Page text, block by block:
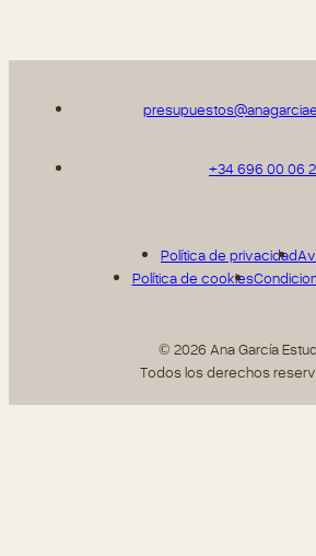
Política de privacidad
Política de cookies
+34 696 00 06
© 2026 Ana García
Todos los derechos